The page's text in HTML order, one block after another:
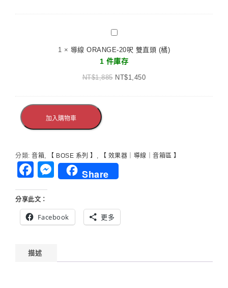
音
全
方
位
響
頭
(不
包
限
音
導
ORANGE-
20
呎
1 × 導線 ORANGE-20呎 雙直頭 (橘)
1 件庫存
NT$1,885 NT$1,450
加入購物車
分類: 音箱, 【 BOSE 系列 】 , 【 效果器｜導線｜音箱區 】
Facebook
Messenger
Share
分享此文：
Facebook 更多
描述